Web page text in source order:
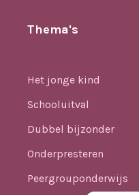
Thema's
Het jonge kind
Schooluitval
Dubbel bijzonder
Onderpresteren
Peergrouponderwijs